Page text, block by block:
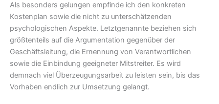
Als besonders gelungen empfinde ich den konkreten
Kostenplan sowie die nicht zu unterschätzenden
psychologischen Aspekte. Letztgenannte beziehen sich
größtenteils auf die Argumentation gegenüber der
Geschäftsleitung, die Ernennung von Verantwortlichen
sowie die Einbindung geeigneter Mitstreiter. Es wird
demnach viel Überzeugungsarbeit zu leisten sein, bis das
Vorhaben endlich zur Umsetzung gelangt.